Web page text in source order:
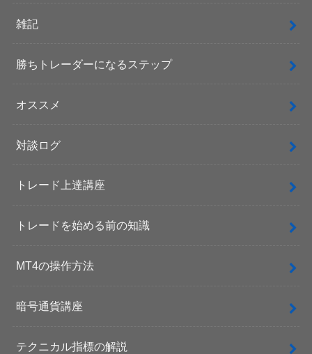
雑記
勝ちトレーダーになるステップ
オススメ
対談ログ
トレード上達講座
トレードを始める前の知識
MT4の操作方法
暗号通貨講座
テクニカル指標の解説